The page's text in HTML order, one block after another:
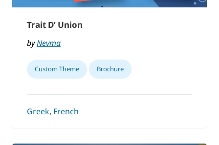
Trait D’ Union
byNevma
Custom Theme Brochure
Greek, French